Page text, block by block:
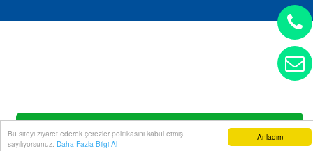
Anladım
Bu siteyi ziyaret ederek çerezler politikasını kabul etmiş
sayılıyorsunuz. Daha Fazla Bilgi Al
HEMEN ARA